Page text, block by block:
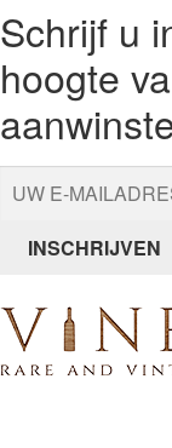
Schrijf u
hoogte
INSCHRIJVEN